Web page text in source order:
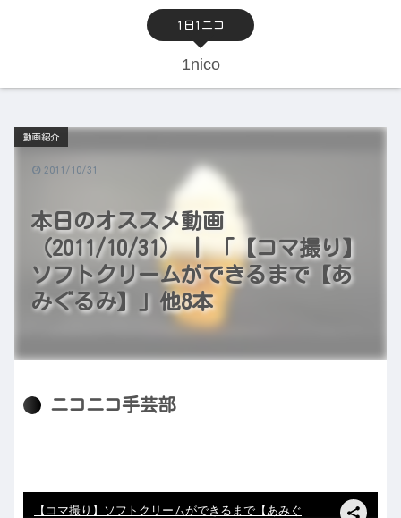
1日1ニコ
1nico
本日のオススメ動画
（2011/10/31） | 「【コマ撮り】
ソフトクリームができるまで【あ
みぐるみ】」他8本
動画紹介
2011/10/31
ニコニコ手芸部